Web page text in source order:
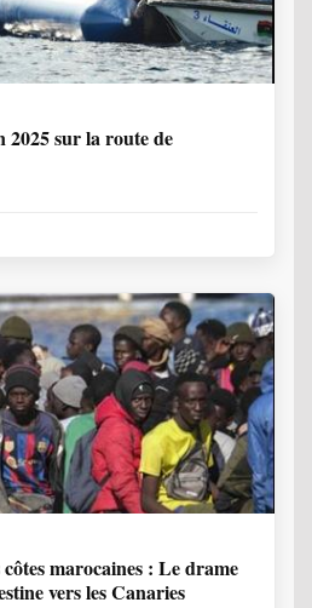
2025 sur la route de
marocaines : Le drame
vers les Canaries